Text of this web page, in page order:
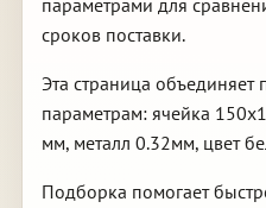
параметрами для
сроков поставки.
Эта страница
параметрам: ячейка
мм, металл 0.32мм, цвет
Подборка помогает